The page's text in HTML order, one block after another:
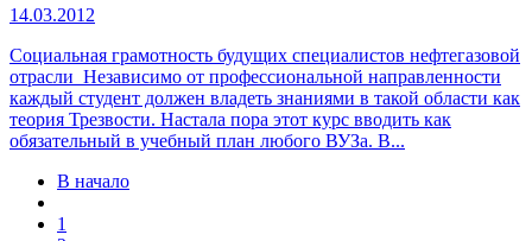
14.03.2012
Социальная грамотность будущих специалистов нефтегазовой
отрасли Независимо от профессиональной направленности
каждый студент должен владеть знаниями в такой области как
теория Трезвости. Настала пора этот курс вводить как
обязательный в учебный план любого ВУЗа. В...
В начало
1